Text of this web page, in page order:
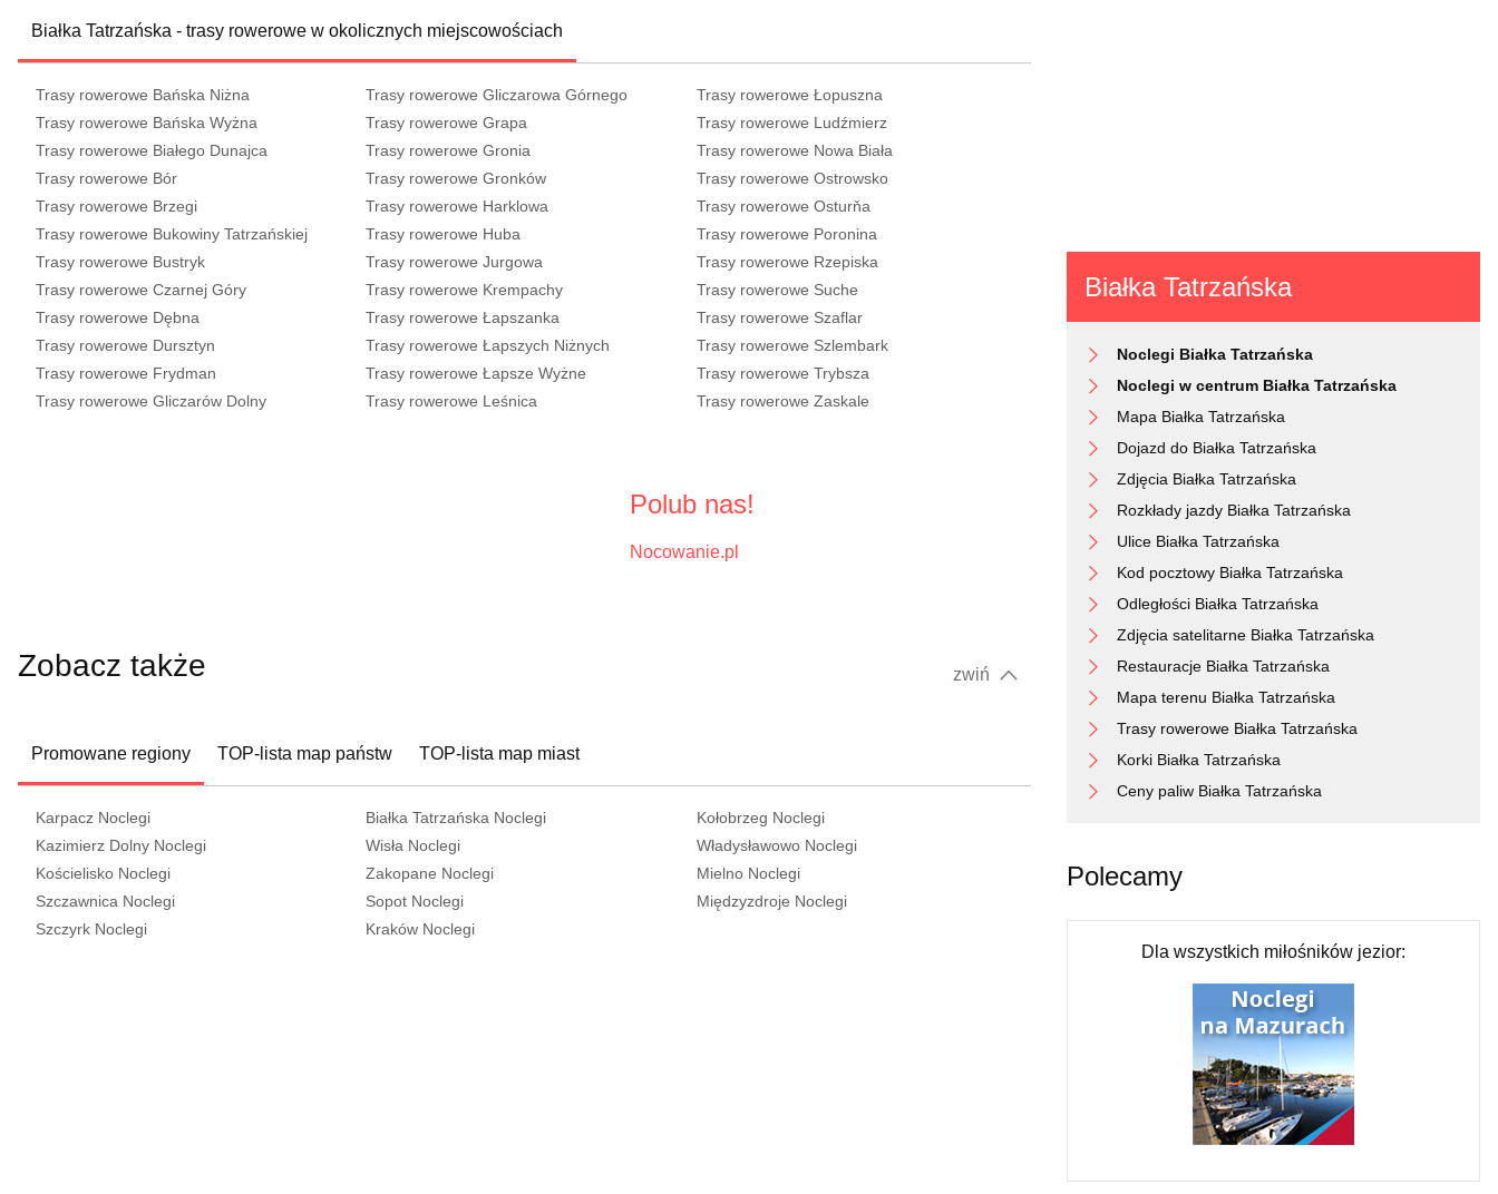
Białka Tatrzańska - trasy rowerowe w okolicznych miejscowościach
Trasy rowerowe Bańska Niżna
Trasy rowerowe Bańska Wyżna
Trasy rowerowe Białego Dunajca
Trasy rowerowe Bór
Trasy rowerowe Brzegi
Trasy rowerowe Bukowiny Tatrzańskiej
Trasy rowerowe Bustryk
Trasy rowerowe Czarnej Góry
Trasy rowerowe Dębna
Trasy rowerowe Dursztyn
Trasy rowerowe Frydman
Trasy rowerowe Gliczarów Dolny
Trasy rowerowe Gliczarowa Górnego
Trasy rowerowe Grapa
Trasy rowerowe Gronia
Trasy rowerowe Gronków
Trasy rowerowe Harklowa
Trasy rowerowe Huba
Trasy rowerowe Jurgowa
Trasy rowerowe Krempachy
Trasy rowerowe Łapszanka
Trasy rowerowe Łapszych Niżnych
Trasy rowerowe Łapsze Wyżne
Trasy rowerowe Leśnica
Trasy rowerowe Łopuszna
Trasy rowerowe Ludźmierz
Trasy rowerowe Nowa Biała
Trasy rowerowe Ostrowsko
Trasy rowerowe Osturňa
Trasy rowerowe Poronina
Trasy rowerowe Rzepiska
Trasy rowerowe Suche
Trasy rowerowe Szaflar
Trasy rowerowe Szlembark
Trasy rowerowe Trybsza
Trasy rowerowe Zaskale
Polub nas!
Nocowanie.pl
Zobacz także zwiń
Promowane regiony TOP-lista map państw TOP-lista map miast
Karpacz Noclegi
Kazimierz Dolny Noclegi
Kościelisko Noclegi
Szczawnica Noclegi
Szczyrk Noclegi
Białka Tatrzańska Noclegi
Wisła Noclegi
Zakopane Noclegi
Sopot Noclegi
Kraków Noclegi
Kołobrzeg Noclegi
Władysławowo Noclegi
Mielno Noclegi
Międzyzdroje Noclegi
Białka Tatrzańska
Noclegi Białka Tatrzańska
Noclegi w centrum Białka Tatrzańska
Mapa Białka Tatrzańska
Dojazd do Białka Tatrzańska
Zdjęcia Białka Tatrzańska
Rozkłady jazdy Białka Tatrzańska
Ulice Białka Tatrzańska
Kod pocztowy Białka Tatrzańska
Odległości Białka Tatrzańska
Zdjęcia satelitarne Białka Tatrzańska
Restauracje Białka Tatrzańska
Mapa terenu Białka Tatrzańska
Trasy rowerowe Białka Tatrzańska
Korki Białka Tatrzańska
Ceny paliw Białka Tatrzańska
Polecamy
Dla wszystkich miłośników jezior: